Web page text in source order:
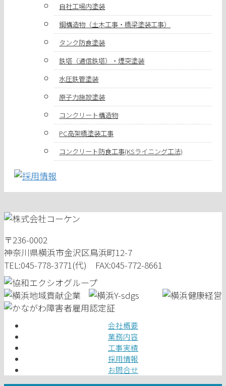
自社工場内塗装
鋼構造物（土木工事・橋梁塗装工事）
タンク防食塗装
鉄塔（通信鉄塔）・煙突塗装
水圧鉄管塗装
原子力施設塗装
コンクリート構造物
PC高架橋塗装工事
コンクリート防食工事(KSライニング工法)
〒236-0002
神奈川県横浜市金沢区鳥浜町12-7
TEL:045-778-3771(代) FAX:045-772-8661
会社概要
業務内容
工事実績
採用情報
お問合せ